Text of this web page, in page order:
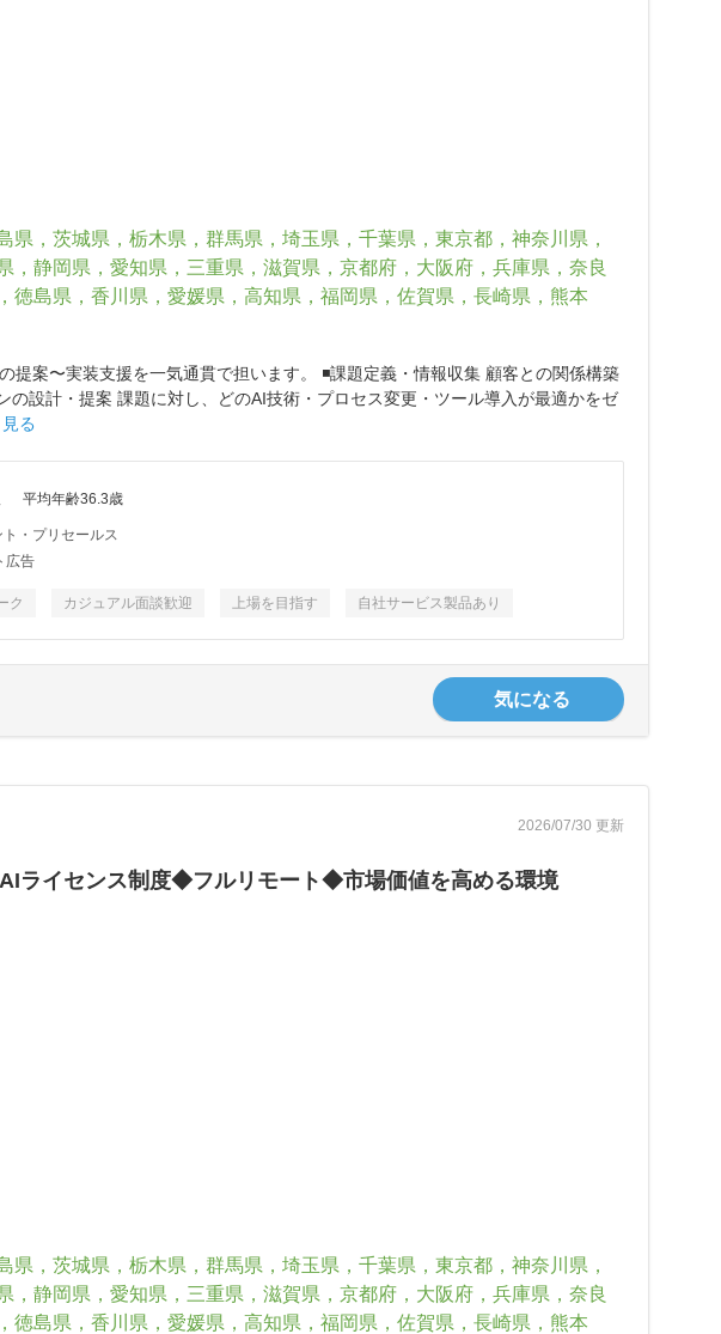
，茨城県，栃木県，群馬県，埼玉県，千葉県，東京都，神奈川県，
静岡県，愛知県，三重県，滋賀県，京都府，大阪府，兵庫県，奈良
島県，香川県，愛媛県，高知県，福岡県，佐賀県，長崎県，熊本
案〜実装支援を一気通貫で担います。 ◾️課題定義・情報収集 顧客との関係構築
の設計・提案 課題に対し、どのAI技術・プロセス変更・ツール導入が最適かをゼ
る
平均年齢36.3歳
ト・プリセールス
広告
ク カジュアル面談歓迎 上場を目指す 自社サービス製品あり
気になる
2026/07/30 更新
ライセンス制度◆フルリモート◆市場価値を高める環境
，茨城県，栃木県，群馬県，埼玉県，千葉県，東京都，神奈川県，
静岡県，愛知県，三重県，滋賀県，京都府，大阪府，兵庫県，奈良
島県，香川県，愛媛県，高知県，福岡県，佐賀県，長崎県，熊本